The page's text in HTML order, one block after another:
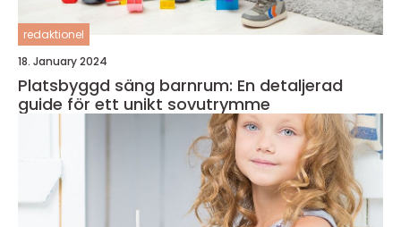
redaktionel
18. January 2024
Platsbyggd säng barnrum: En detaljerad
guide för ett unikt sovutrymme